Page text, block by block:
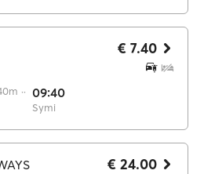
·· 09:40
Symi
€ 7.40
€ 24.00